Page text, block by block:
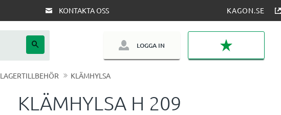
KONTAKTA OSS KAGON.SE
LOGGA IN
LAGERTILLBEHÖR KLÄMHYLSA
KLÄMHYLSA H 209